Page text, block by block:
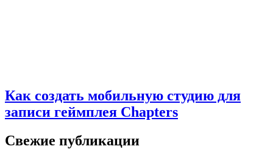
Как создать мобильную студию для
записи геймплея Chapters
Свежие публикации